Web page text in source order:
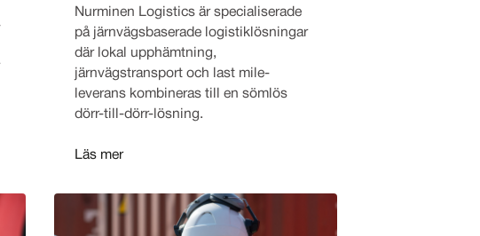
Nurminen Logistics är specialiserade
på järnvägsbaserade logistiklösningar
där lokal upphämtning,
järnvägstransport och last mile-
leverans kombineras till en sömlös
dörr-till-dörr-lösning.
Läs mer